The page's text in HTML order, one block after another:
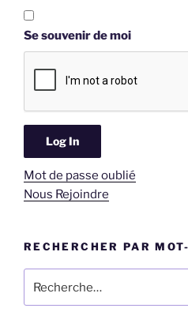
Se souvenir de moi
Mot de passe oublié
Nous Rejoindre
RECHERCHER PAR
pour